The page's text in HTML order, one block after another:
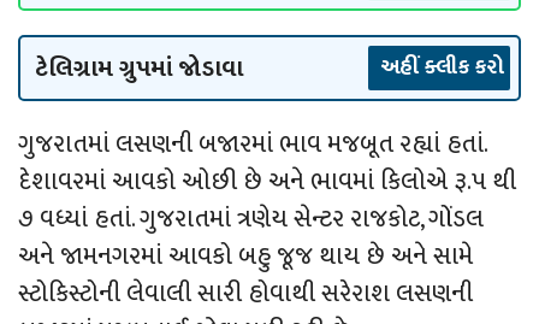
ટેલિગ્રામ ગ્રુપમાં જોડાવા અહીં ક્લીક કરો
ગુજરાતમાં લસણની બજારમાં ભાવ મજબૂત રહ્યાં હતાં.
દેશાવરમાં આવકો ઓછી છે અને ભાવમાં કિલોએ રૂ.પ થી
૭ વધ્યાં હતાં. ગુજરાતમાં ત્રણેય સેન્ટર રાજકોટ, ગોંડલ
અને જામનગરમાં આવકો બહુ જૂજ થાય છે અને સામે
સ્ટોકિસ્ટોની લેવાલી સારી હોવાથી સરેરાશ લસણની